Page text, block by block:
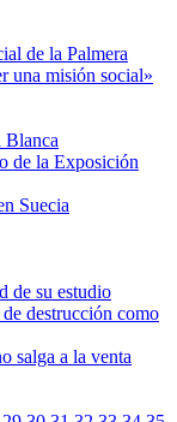
de la Palmera
una misión social»
Blanca
de la Exposición
Suecia
de su estudio
destrucción como
salga a la venta